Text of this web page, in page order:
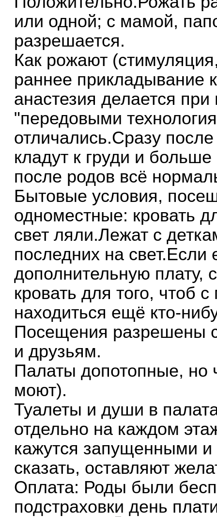
или одной; с мамой,
разрешается.
Как рожают
раннее прикладывание
анастезия делается
"передовыми
отличались.Сразу
кладут к груди и
после родов всё
Бытовые условия,
одноместные: кровать
свет ляли.Лежат с
последних на свет.Если
дополнительную плату,
кровать для того, чтоб
находиться ещё кто-
Посещения разрешены
и друзьям.
Палаты допотопные, но
моют).
Туалеты и души в
отдельно на каждом
кажутся запущенными
сказать, оставляют
Оплата: Роды были
подстраховки день